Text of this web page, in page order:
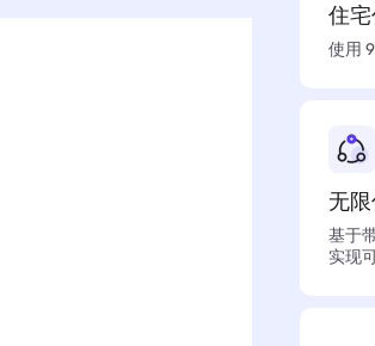
住
使用
无
基于
实现